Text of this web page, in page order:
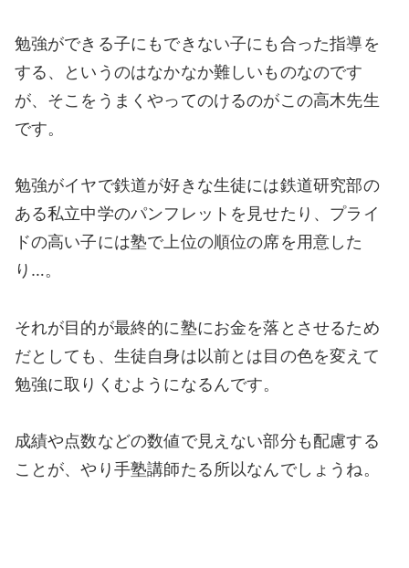
勉強ができる子にもできない子にも合った指導を
する、というのはなかなか難しいものなのです
が、そこをうまくやってのけるのがこの高木先生
です。
勉強がイヤで鉄道が好きな生徒には鉄道研究部の
ある私立中学のパンフレットを見せたり、プライ
ドの高い子には塾で上位の順位の席を用意した
り…。
それが目的が最終的に塾にお金を落とさせるため
だとしても、生徒自身は以前とは目の色を変えて
勉強に取りくむようになるんです。
成績や点数などの数値で見えない部分も配慮する
ことが、やり手塾講師たる所以なんでしょうね。